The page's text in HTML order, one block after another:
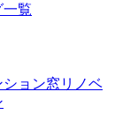
覧
ョン窓リノベ